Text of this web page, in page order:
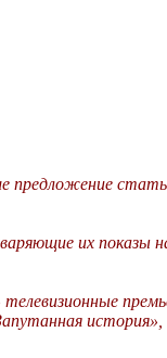
предложение
их показы
телевизионные